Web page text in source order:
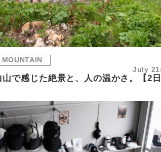
MOUNTAIN
July
山で感じた絶景と、人の温かさ。【2日